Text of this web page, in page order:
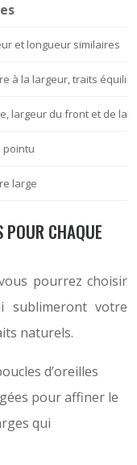
et longueur similaires
à la largeur, traits
largeur du front et de la
pointu
large
POUR CHAQUE
pourrez choisir
sublimeront votre
naturels.
d’oreilles
pour affiner le
qui